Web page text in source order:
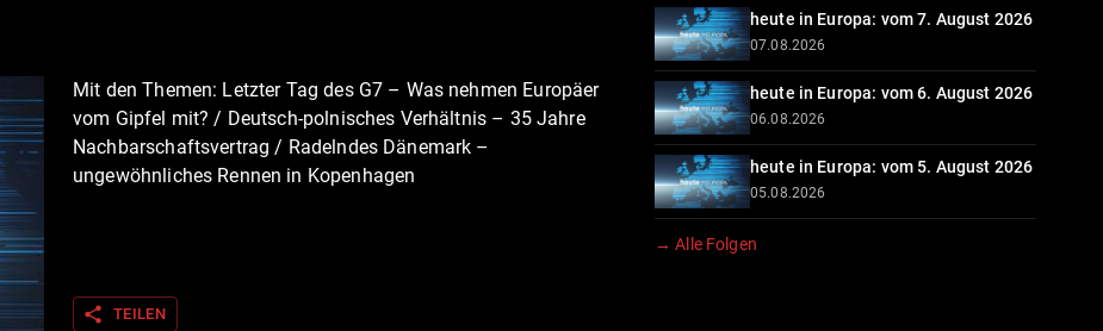
Mit den Themen: Letzter Tag des G7 – Was nehmen Europäer
vom Gipfel mit? / Deutsch-polnisches Verhältnis – 35 Jahre
Nachbarschaftsvertrag / Radelndes Dänemark –
ungewöhnliches Rennen in Kopenhagen
share TEILEN
heute in Europa: vom 7. August 2026
07.08.2026
heute in Europa: vom 6. August 2026
06.08.2026
heute in Europa: vom 5. August 2026
05.08.2026
→ Alle Folgen